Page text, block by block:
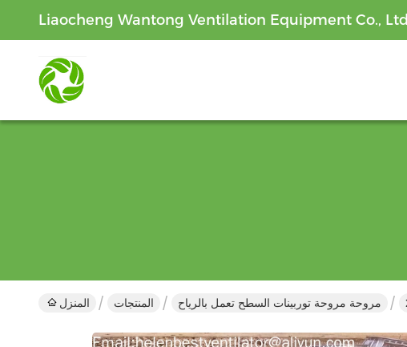
Liaocheng Wantong Ventilation Equipment Co., Ltd
المنزل المنتجات مروحة مروحة توربينات السطح تعمل بالرياح